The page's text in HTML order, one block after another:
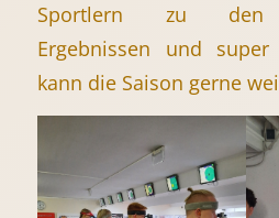
Sportlern zu den
Ergebnissen und super
kann die Saison gerne